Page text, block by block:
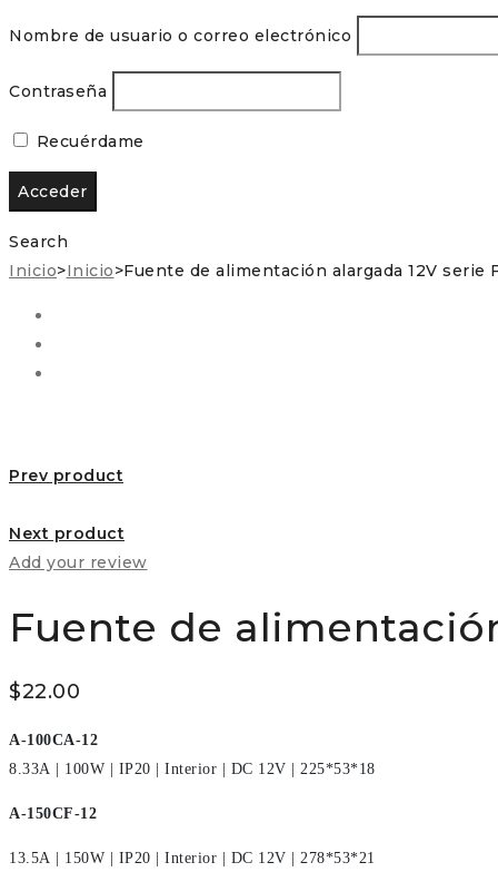
Nombre de usuario o correo electrónico
Contraseña
Recuérdame
Search
Inicio>Inicio>Fuente de alimentación alargada 12V serie
Prev product
Next product
Add your review
Fuente de
$22.00
A-100CA-12
8.33A
100W IP20 Interior DC 12V 225*53*18
A-150CF-12
13.5A 150W IP20 Interior DC 12V 278*53*21